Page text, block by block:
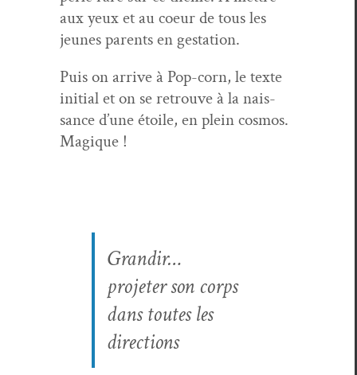
aux yeux et au coeur de tous les
jeunes par­ents en gestation.
Puis on arrive à Pop-corn, le texte
ini­tial et on se retrou­ve à la nais­
sance d’une étoile, en plein cos­mos.
Magique !
Grandir…
pro­jeter son corps
dans toutes les
directions